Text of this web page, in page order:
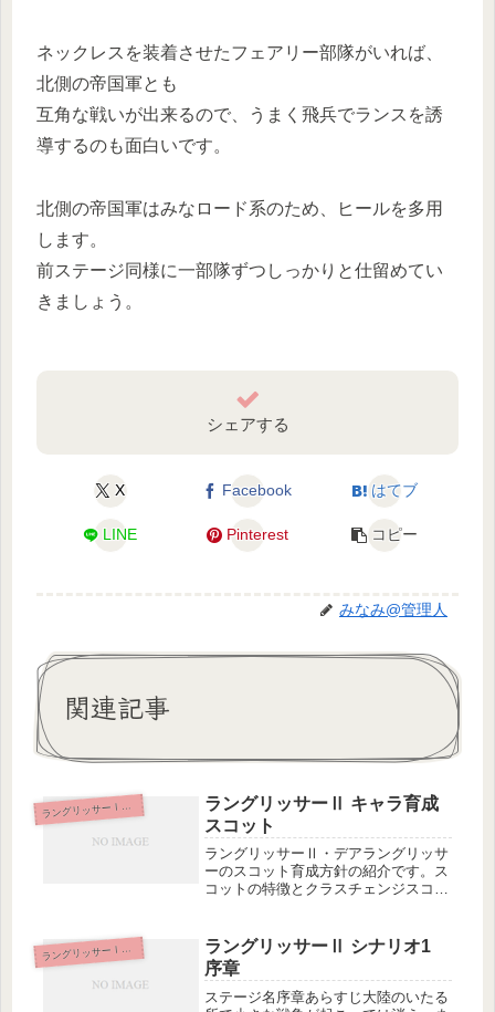
ネックレスを装着させたフェアリー部隊がいれば、
北側の帝国軍とも
互角な戦いが出来るので、うまく飛兵でランスを誘
導するのも面白いです。
北側の帝国軍はみなロード系のため、ヒールを多用
します。
前ステージ同様に一部隊ずつしっかりと仕留めてい
きましょう。
シェアする
X Facebook はてブ
LINE Pinterest コピー
みなみ@管理人
関連記事
ラ
ングリッサーⅠ＆Ⅱ
ラングリッサーⅡ キャラ育成
スコット
ラングリッサーⅡ・デアラングリッサ
ーのスコット育成方針の紹介です。ス
コットの特徴とクラスチェンジスコッ
け、光の軍勢ルートでのみ中盤で仲間
になります。初期クラスはナイトで、
隠し...
ラ
ングリッサーⅠ＆Ⅱ
ラングリッサーⅡ シナリオ1
序章
ステージ名序章あらすじ大陸のいたる